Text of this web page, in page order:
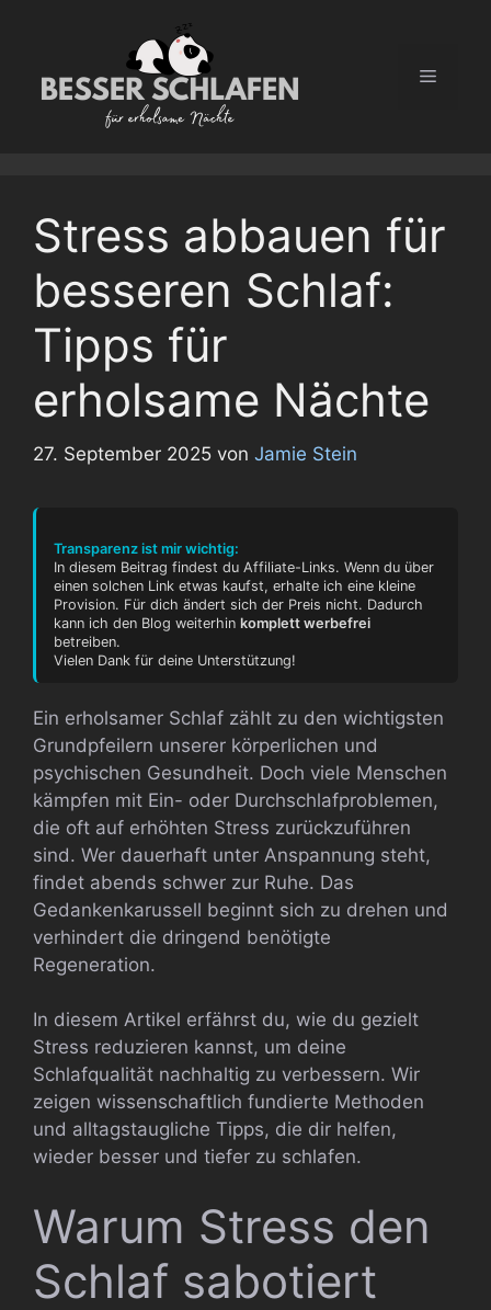
Menü
Stress abbauen für
besseren Schlaf:
Tipps für
erholsame Nächte
27. September 2025 von Jamie Stein
Transparenz ist mir wichtig:
In diesem Beitrag findest du Affiliate-Links. Wenn du über
einen solchen Link etwas kaufst, erhalte ich eine kleine
Provision. Für dich ändert sich der Preis nicht. Dadurch
kann ich den Blog weiterhin komplett werbefrei
betreiben.
Vielen Dank für deine Unterstützung!
Ein erholsamer Schlaf zählt zu den wichtigsten
Grundpfeilern unserer körperlichen und
psychischen Gesundheit. Doch viele Menschen
kämpfen mit Ein- oder Durchschlafproblemen,
die oft auf erhöhten Stress zurückzuführen
sind. Wer dauerhaft unter Anspannung steht,
findet abends schwer zur Ruhe. Das
Gedankenkarussell beginnt sich zu drehen und
verhindert die dringend benötigte
Regeneration.
In diesem Artikel erfährst du, wie du gezielt
Stress reduzieren kannst, um deine
Schlafqualität nachhaltig zu verbessern. Wir
zeigen wissenschaftlich fundierte Methoden
und alltagstaugliche Tipps, die dir helfen,
wieder besser und tiefer zu schlafen.
Warum Stress den
Schlaf sabotiert